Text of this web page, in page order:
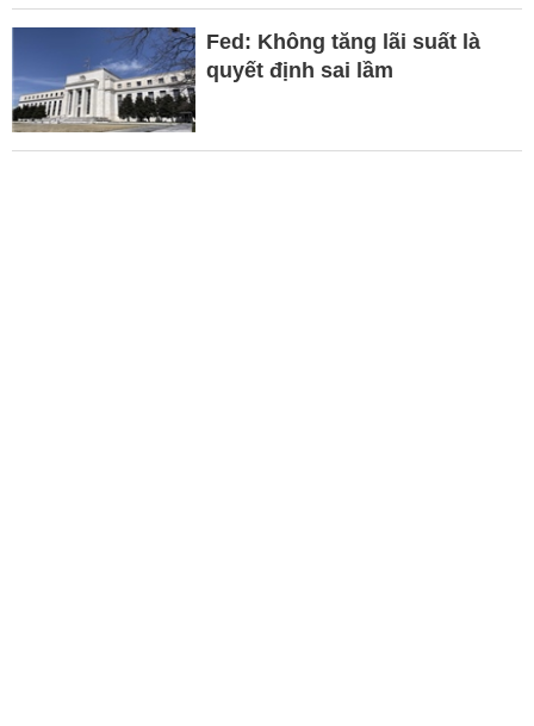
Fed: Không tăng lãi suất là
quyết định sai lầm